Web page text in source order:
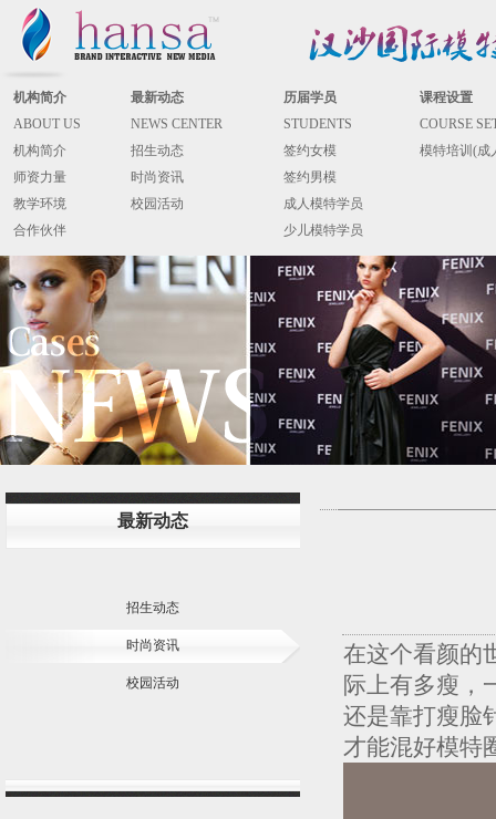
机构简介 最新动态 历届学员
课程设置
ABOUT US
NEWS CENTER STUDENTS
COURSE
机构简介
招生动态 签约女模
模特培训(成
师资力量
时尚资讯
签约男模
教学环境
校园活动
成人模特学员
合作伙伴
少儿模特学员
最新动态
招生动态
时尚资讯
校园活动
在这个看颜的
际上有多瘦，
还是靠打瘦脸
才能混好模特